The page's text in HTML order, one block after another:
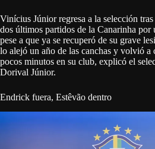
Vinícius Júnior regresa a la selección
dos últimos partidos de la Canarinha por
pese a que ya se recuperó de su grave
lo alejó un año de las canchas y volvió a
pocos minutos en su club, explicó el
Dorival Júnior.
Endrick fuera, Estêvão dentro